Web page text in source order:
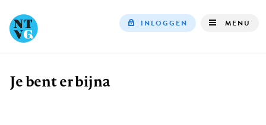
INLOGGEN MENU
Kruimelpad
Je bent er bijna